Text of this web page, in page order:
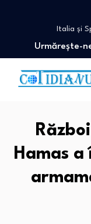
Eugen
Italia și
Zelenski
AUR
Stresul
Urmărește-
Hamas